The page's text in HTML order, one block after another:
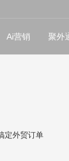
Ai营销 聚外
定外贸订单